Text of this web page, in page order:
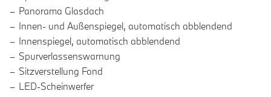
Panorama Glasdach
Innen- und Außenspiegel, automatisch abblendend
Innenspiegel, automatisch abblendend
Spurverlassenswarnung
Sitzverstellung Fond
LED-Scheinwerfer